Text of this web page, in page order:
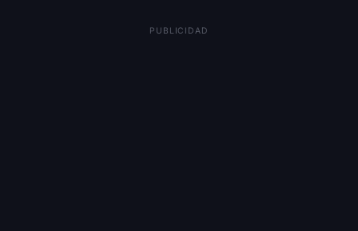
PUBLICIDAD